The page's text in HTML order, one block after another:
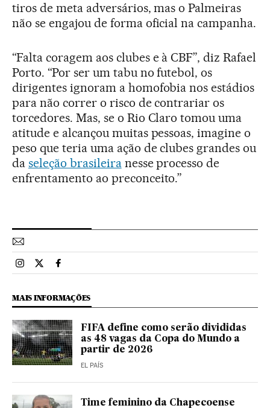
tiros de meta adversários, mas o Palmeiras
não se engajou de forma oficial na campanha.
“Falta coragem aos clubes e à CBF”, diz Rafael
Porto. “Por ser um tabu no futebol, os
dirigentes ignoram a homofobia nos estádios
para não correr o risco de contrariar os
torcedores. Mas, se o Rio Claro tomou uma
atitude e alcançou muitas pessoas, imagine o
peso que teria uma ação de clubes grandes ou
da seleção brasileiranesse processo de
enfrentamento ao preconceito.”
Esportes El País Brasil en Instagram
Esportes El País Brasil en Twitter
Esportes El País Brasil en Facebook
MAIS INFORMAÇÕES
FIFA define como serão divididas
as 48 vagas da Copa do Mundo a
partir de 2026
EL PAÍS
Time feminino da Chapecoense